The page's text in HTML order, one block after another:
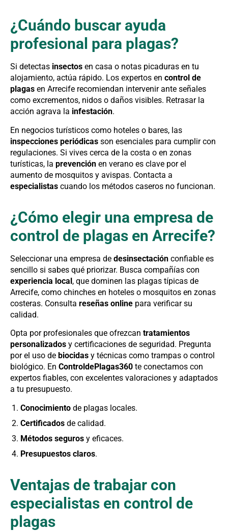
¿Cuándo buscar ayuda
profesional para plagas?
Si detectas insectos en casa o notas picaduras en tu
alojamiento, actúa rápido. Los expertos en control de
plagas en Arrecife recomiendan intervenir ante señales
como excrementos, nidos o daños visibles. Retrasar la
acción agrava la infestación.
En negocios turísticos como hoteles o bares, las
inspecciones periódicas son esenciales para cumplir con
regulaciones. Si vives cerca de la costa o en zonas
turísticas, la prevención en verano es clave por el
aumento de mosquitos y avispas. Contacta a
especialistas cuando los métodos caseros no funcionan.
¿Cómo elegir una empresa de
control de plagas en Arrecife?
Seleccionar una empresa de desinsectación confiable es
sencillo si sabes qué priorizar. Busca compañías con
experiencia local, que dominen las plagas típicas de
Arrecife, como chinches en hoteles o mosquitos en zonas
costeras. Consulta reseñas online para verificar su
calidad.
Opta por profesionales que ofrezcan tratamientos
personalizados y certificaciones de seguridad. Pregunta
por el uso de biocidas y técnicas como trampas o control
biológico. En ControldePlagas360 te conectamos con
expertos fiables, con excelentes valoraciones y adaptados
a tu presupuesto.
Conocimiento de plagas locales.
Certificados de calidad.
Métodos seguros y eficaces.
Presupuestos claros.
Ventajas de trabajar con
especialistas en control de
plagas